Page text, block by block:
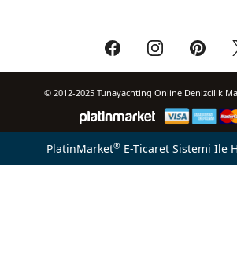
© 2012-2025 Tunayachting Online Denizcilik
PlatinMarket®E-Ticaret Sistemi İle